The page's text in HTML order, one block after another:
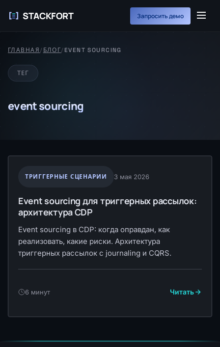
STACKFORT Запросить демо
ГЛАВНАЯ/ БЛОГ/ EVENT SOURCING
ТЕГ
event sourcing
ТРИГГЕРНЫЕ СЦЕНАРИИ 3 мая 2026
Event sourcing для триггерных рассылок:
архитектура CDP
Event sourcing в CDP: когда оправдан, как
реализовать, какие риски. Архитектура
триггерных рассылок с journaling и CQRS.
6 минут Читать